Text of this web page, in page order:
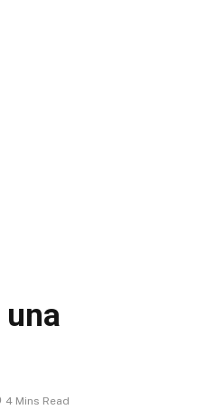
4 Mins Read